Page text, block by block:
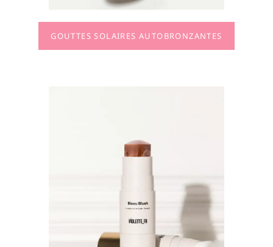
GOUTTES SOLAIRES AUTOBRONZANTES